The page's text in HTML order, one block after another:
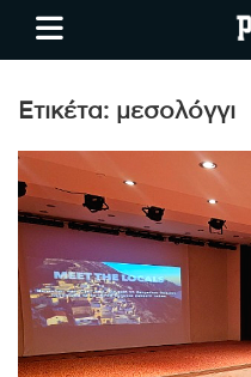
Skip
όλο
politic.gr
Ετικέτα: μεσολόγγι